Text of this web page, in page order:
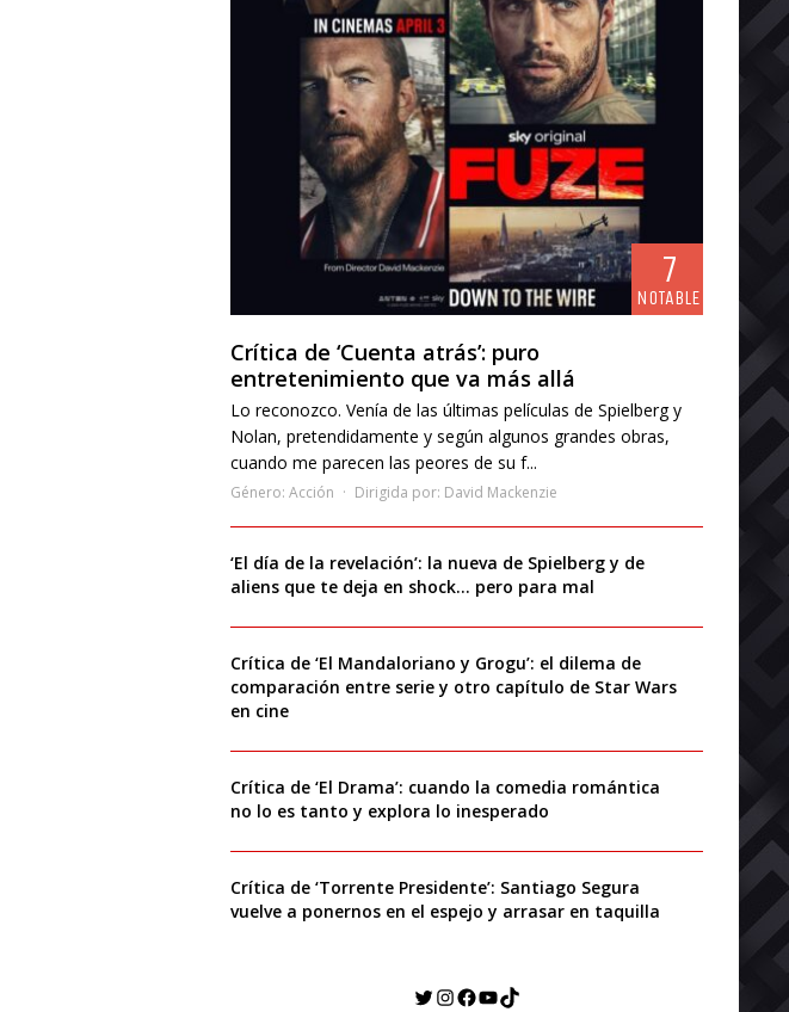
7
NOTABLE
Crítica de ‘Cuenta atrás’: puro
entretenimiento que va más allá
Lo reconozco. Venía de las últimas películas de Spielberg y
Nolan, pretendidamente y según algunos grandes obras,
cuando me parecen las peores de su f...
Género: Acción Dirigida por: David Mackenzie
‘El día de la revelación’: la nueva de Spielberg y de
aliens que te deja en shock… pero para mal
Crítica de ‘El Mandaloriano y Grogu’: el dilema de
comparación entre serie y otro capítulo de Star Wars
en cine
Crítica de ‘El Drama’: cuando la comedia romántica
no lo es tanto y explora lo inesperado
Crítica de ‘Torrente Presidente’: Santiago Segura
vuelve a ponernos en el espejo y arrasar en taquilla
Twitter
Instagram
Facebook
YouTube
TikTok